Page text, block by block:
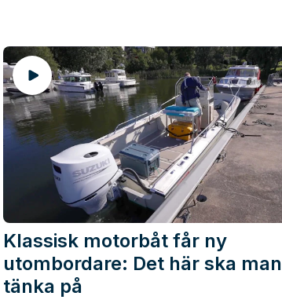
Klassisk motorbåt får ny
utombordare: Det här ska man
tänka på